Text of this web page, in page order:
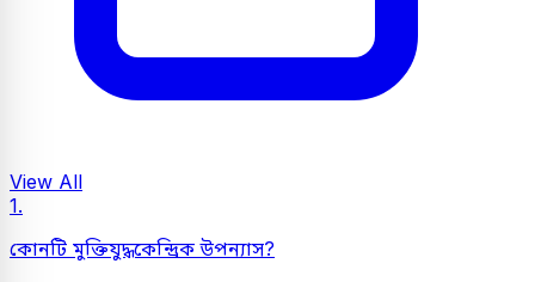
View All
1.
কোনটি মুক্তিযুদ্ধকেন্দ্রিক উপন্যাস?